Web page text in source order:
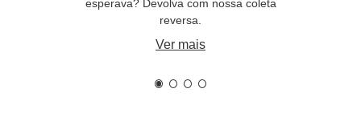
esperava? Devolva com nossa coleta
reversa.
Ver mais